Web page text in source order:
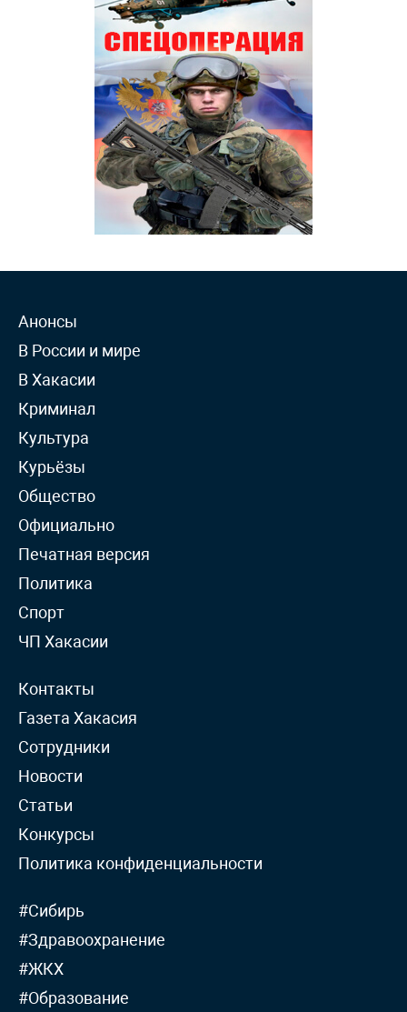
Анонсы
В России и мире
В Хакасии
Криминал
Культура
Курьёзы
Общество
Официально
Печатная версия
Политика
Спорт
ЧП Хакасии
Контакты
Газета Хакасия
Сотрудники
Новости
Статьи
Конкурсы
Политика конфиденциальности
#Сибирь
#Здравоохранение
#ЖКХ
#Образование